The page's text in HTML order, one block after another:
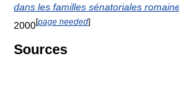
dans les familles sénatoriales
2000[page needed]
Sources